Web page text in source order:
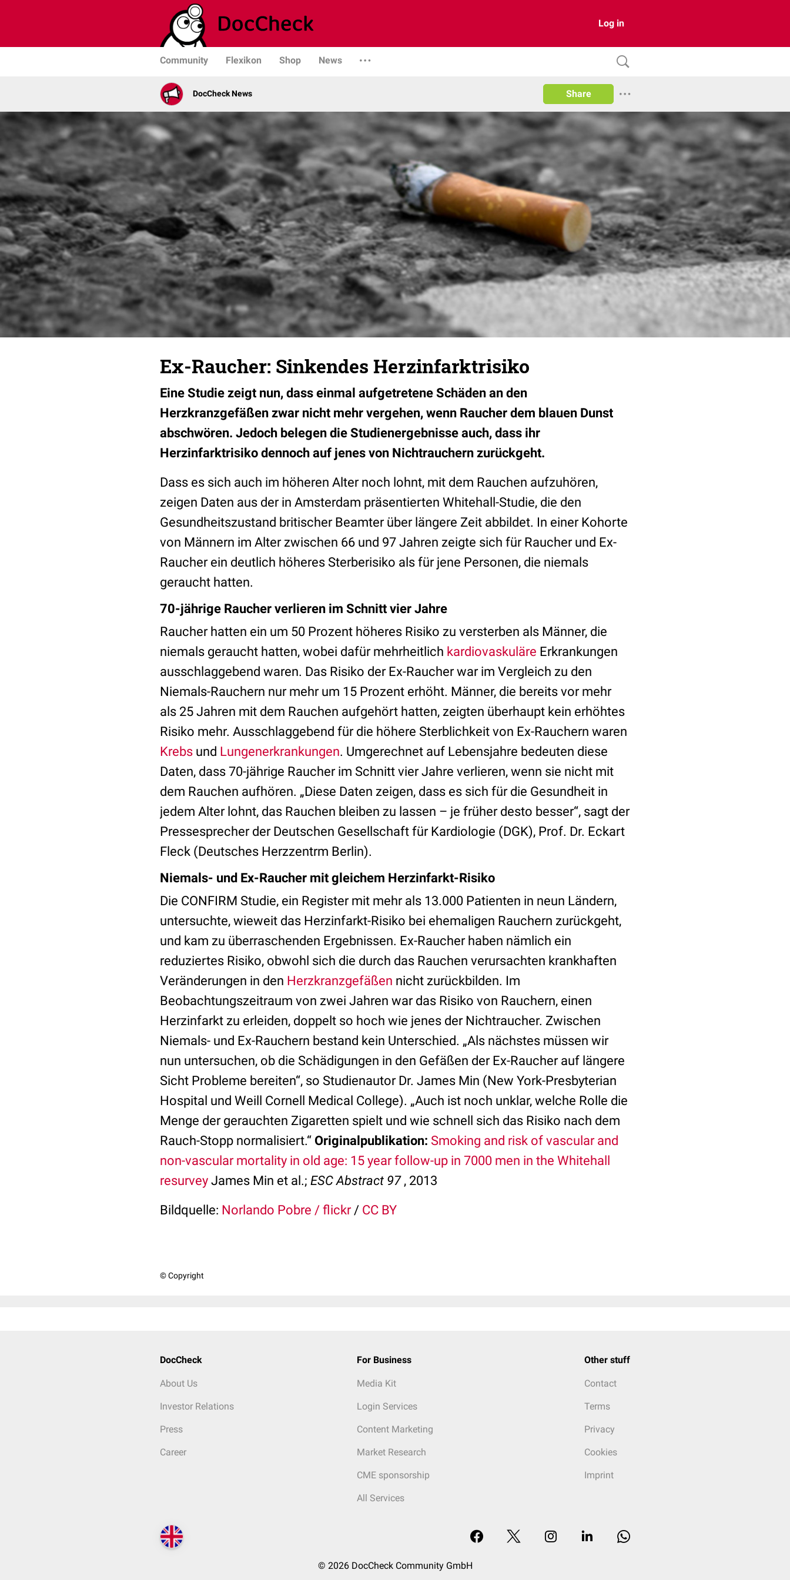
Log in
Community Flexikon Shop News
DocCheck News Share
Ex-Raucher: Sinkendes Herzinfarktrisiko
Eine Studie zeigt nun, dass einmal aufgetretene Schäden an den
Herzkranzgefäßen zwar nicht mehr vergehen, wenn Raucher dem blauen Dunst
abschwören. Jedoch belegen die Studienergebnisse auch, dass ihr
Herzinfarktrisiko dennoch auf jenes von Nichtrauchern zurückgeht.
Dass es sich auch im höheren Alter noch lohnt, mit dem Rauchen aufzuhören,
zeigen Daten aus der in Amsterdam präsentierten Whitehall-Studie, die den
Gesundheitszustand britischer Beamter über längere Zeit abbildet. In einer Kohorte
von Männern im Alter zwischen 66 und 97 Jahren zeigte sich für Raucher und Ex-
Raucher ein deutlich höheres Sterberisiko als für jene Personen, die niemals
geraucht hatten.
70-jährige Raucher verlieren im Schnitt vier Jahre
Raucher hatten ein um 50 Prozent höheres Risiko zu versterben als Männer, die
niemals geraucht hatten, wobei dafür mehrheitlich kardiovaskuläre Erkrankungen
ausschlaggebend waren. Das Risiko der Ex-Raucher war im Vergleich zu den
Niemals-Rauchern nur mehr um 15 Prozent erhöht. Männer, die bereits vor mehr
als 25 Jahren mit dem Rauchen aufgehört hatten, zeigten überhaupt kein erhöhtes
Risiko mehr. Ausschlaggebend für die höhere Sterblichkeit von Ex-Rauchern waren
Krebs und Lungenerkrankungen. Umgerechnet auf Lebensjahre bedeuten diese
Daten, dass 70-jährige Raucher im Schnitt vier Jahre verlieren, wenn sie nicht mit
dem Rauchen aufhören. „Diese Daten zeigen, dass es sich für die Gesundheit in
jedem Alter lohnt, das Rauchen bleiben zu lassen – je früher desto besser“, sagt der
Pressesprecher der Deutschen Gesellschaft für Kardiologie (DGK), Prof. Dr. Eckart
Fleck (Deutsches Herzzentrm Berlin).
Niemals- und Ex-Raucher mit gleichem Herzinfarkt-Risiko
Die CONFIRM Studie, ein Register mit mehr als 13.000 Patienten in neun Ländern,
untersuchte, wieweit das Herzinfarkt-Risiko bei ehemaligen Rauchern zurückgeht,
und kam zu überraschenden Ergebnissen. Ex-Raucher haben nämlich ein
reduziertes Risiko, obwohl sich die durch das Rauchen verursachten krankhaften
Veränderungen in den Herzkranzgefäßen nicht zurückbilden. Im
Beobachtungszeitraum von zwei Jahren war das Risiko von Rauchern, einen
Herzinfarkt zu erleiden, doppelt so hoch wie jenes der Nichtraucher. Zwischen
Niemals- und Ex-Rauchern bestand kein Unterschied. „Als nächstes müssen wir
nun untersuchen, ob die Schädigungen in den Gefäßen der Ex-Raucher auf längere
Sicht Probleme bereiten“, so Studienautor Dr. James Min (New York-Presbyterian
Hospital und Weill Cornell Medical College). „Auch ist noch unklar, welche Rolle die
Menge der gerauchten Zigaretten spielt und wie schnell sich das Risiko nach dem
Rauch-Stopp normalisiert.“ Originalpublikation: Smoking and risk of vascular and
non-vascular mortality in old age: 15 year follow-up in 7000 men in the Whitehall
resurvey James Min et al.; ESC Abstract 97, 2013
Bildquelle: Norlando Pobre / flickr/ CC BY
© Copyright
DocCheck
About Us
Investor Relations
Press
Career
For Business
Media Kit
Login Services
Content Marketing
Market Research
CME sponsorship
All Services
Other stuff
Contact
Terms
Privacy
Cookies
Imprint
© 2026 DocCheck Community GmbH